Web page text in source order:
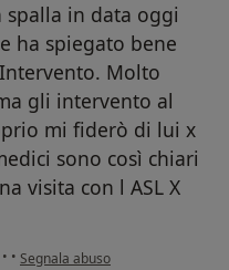
spalla in data oggi
ha spiegato bene
Molto
gli intervento al
mi fiderò di lui x
sono così chiari
visita con l ASL X
• • secondo l'opinione dell'utente
Segnala abuso